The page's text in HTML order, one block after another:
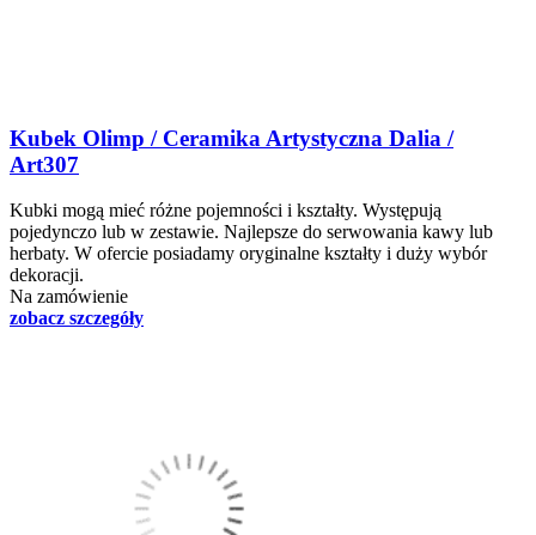
Kubek Olimp / Ceramika Artystyczna Dalia /
Art307
Kubki mogą mieć różne pojemności i kształty. Występują
pojedynczo lub w zestawie. Najlepsze do serwowania kawy lub
herbaty. W ofercie posiadamy oryginalne kształty i duży wybór
dekoracji.
Na zamówienie
zobacz szczegóły